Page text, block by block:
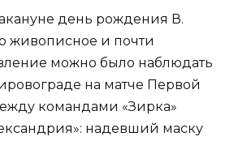
день рождения В.
живописное и почти
можно было наблюдать
на матче Первой
командами «Зирка»
надевший маску